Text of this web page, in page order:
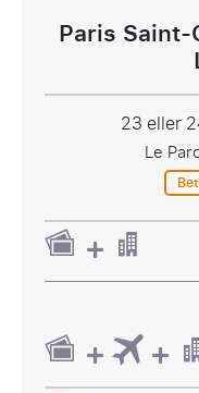
Paris
23 eller
Le